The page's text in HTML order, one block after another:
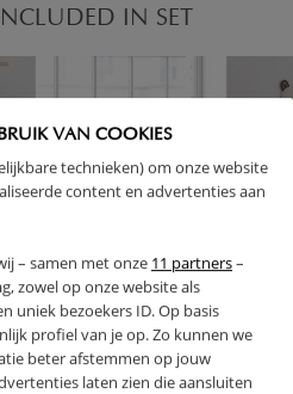
VAN COOKIES
technieken) om onze website
content en advertenties aan
– samen met onze 11 partners–
zowel op onze website als
uniek bezoekers ID. Op basis
profiel van je op. Zo kunnen we
beter afstemmen op jouw
laten zien die aansluiten
IN SET